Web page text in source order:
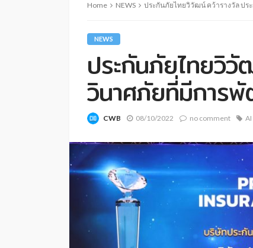
Home NEWS ประกันภัยไทยวิวัฒน์ คว้ารางวัล ป
NEWS
ประกันภัยไทยวิ
วินาศภัยที่มีการ
CWB 08/10/2022 no comment AI